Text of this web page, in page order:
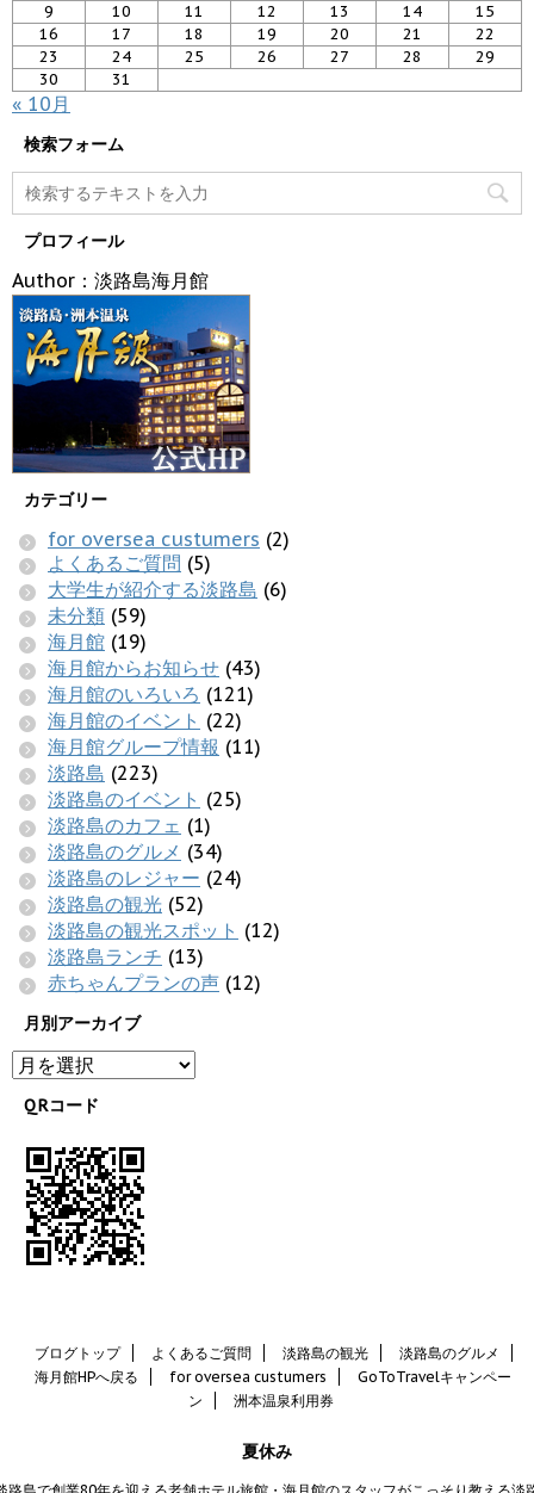
9
10 11 12 13 14
15
16
17 18 19 20 21
22
23
24 25 26 27 28
29
30
31
« 10月
検索フォーム
プロフィール
Author：淡路島海月館
カテゴリー
for oversea custumers (2)
よくあるご質問 (5)
大学生が紹介する淡路島 (6)
未分類 (59)
海月館 (19)
海月館からお知らせ (43)
海月館のいろいろ (121)
海月館のイベント (22)
海月館グループ情報 (11)
淡路島 (223)
淡路島のイベント (25)
淡路島のカフェ (1)
淡路島のグルメ (34)
淡路島のレジャー (24)
淡路島の観光 (52)
淡路島の観光スポット (12)
淡路島ランチ (13)
赤ちゃんプランの声 (12)
月別アーカイブ
QRコード
ブログトップ よくあるご質問 淡路島の観光
淡路島のグルメ
海月館HPへ戻る
for oversea custumers
GoToTravelキャンペー
ン
洲本温泉利用券
夏休み